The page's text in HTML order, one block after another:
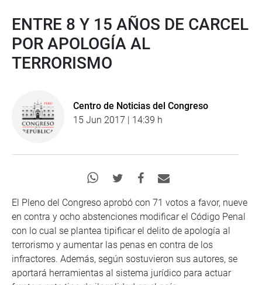
ENTRE 8 Y 15 AÑOS DE CARCEL
POR APOLOGÍA AL
TERRORISMO
Centro de Noticias del Congreso
15 Jun 2017 | 14:39 h
El Pleno del Congreso aprobó con 71 votos a favor, nueve
en contra y ocho abstenciones modificar el Código Penal
con lo cual se plantea tipificar el delito de apología al
terrorismo y aumentar las penas en contra de los
infractores. Además, según sostuvieron sus autores, se
aportará herramientas al sistema jurídico para actuar